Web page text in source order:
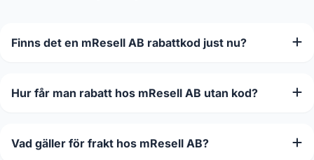
Finns det en mResell AB rabattkod just nu?
Hur får man rabatt hos mResell AB utan kod?
Vad gäller för frakt hos mResell AB?